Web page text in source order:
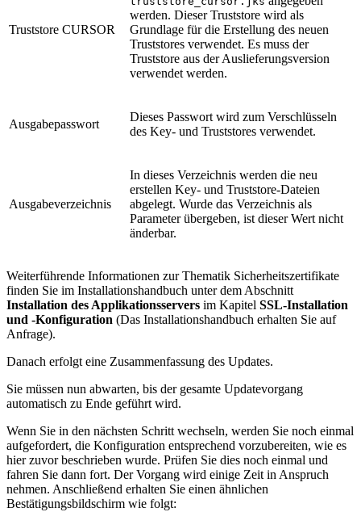
Truststore CURSOR
werden. Dieser Truststore wird als
Grundlage für die Erstellung des neuen
Truststores verwendet. Es muss der
Truststore aus der Auslieferungsversion
verwendet werden.
Ausgabepasswort
Dieses Passwort wird zum Verschlüsseln
des Key- und Truststores verwendet.
Ausgabeverzeichnis
In dieses Verzeichnis werden die neu
erstellen Key- und Truststore-Dateien
abgelegt. Wurde das Verzeichnis als
Parameter übergeben, ist dieser Wert nicht
änderbar.
Weiterführende Informationen zur Thematik Sicherheitszertifikate
finden Sie im Installationshandbuch unter dem Abschnitt
Installation des Applikationsservers im Kapitel SSL-Installation
und -Konfiguration (Das Installationshandbuch erhalten Sie auf
Anfrage).
Danach erfolgt eine Zusammenfassung des Updates.
Sie müssen nun abwarten, bis der gesamte Updatevorgang
automatisch zu Ende geführt wird.
Wenn Sie in den nächsten Schritt wechseln, werden Sie noch einmal
aufgefordert, die Konfiguration entsprechend vorzubereiten, wie es
hier zuvor beschrieben wurde. Prüfen Sie dies noch einmal und
fahren Sie dann fort. Der Vorgang wird einige Zeit in Anspruch
nehmen. Anschließend erhalten Sie einen ähnlichen
Bestätigungsbildschirm wie folgt: